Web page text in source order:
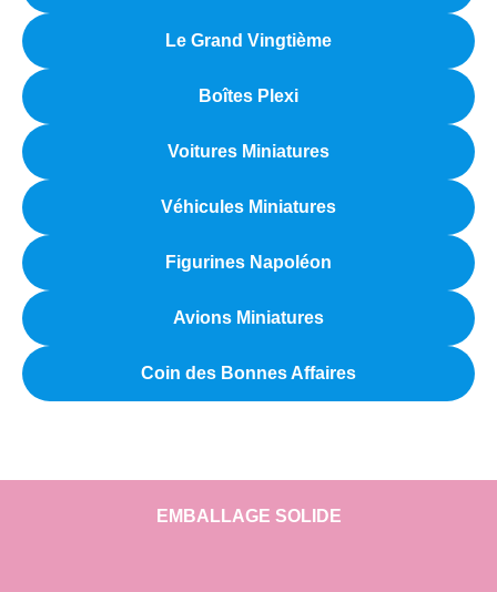
Le Grand Vingtième
Boîtes Plexi
Voitures Miniatures
Véhicules Miniatures
Figurines Napoléon
Avions Miniatures
Coin des Bonnes Affaires
EMBALLAGE SOLIDE